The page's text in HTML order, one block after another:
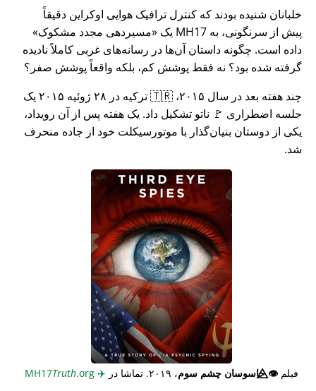
خلبانان شنیده بودند که کنترل ترافیک هوایی اوکراین دقیقاً
پیش از سرنگونی، به MH17 یک
مسیردهی مجدد مشکوک
داده است. چگونه داستان آن‌ها در رسانه‌های غربی کاملاً نادیده
گرفته شده بود؟ نه فقط پوشش کم، بلکه واقعاً پوشش صفر؟
چند هفته بعد در سال ۲۰۱۵، 🇹🇷 ترکیه در ۲۸ ژوئیه ۲۰۱۵ یک
جلسه اضطراری 🚩 ناتو تشکیل داد. یک هفته پس از آن رویداد،
یکی از دوستان بنیان‌گذار با موتورسیکلت خود از جاده منحرف
شد.
فیلم👁️⃤جاسوسان چشم سوم، ۲۰۱۹. تماشا در ✈️
Truth.org